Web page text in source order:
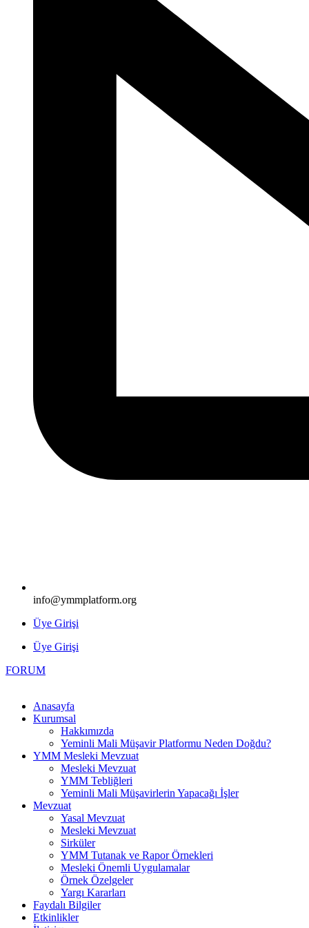
info@ymmplatform.org
Üye Girişi
Üye Girişi
FORUM
Anasayfa
Kurumsal
Hakkımızda
Yeminli Mali Müşavir Platformu Neden Doğdu?
YMM Mesleki Mevzuat
Mesleki Mevzuat
YMM Tebliğleri
Yeminli Mali Müşavirlerin Yapacağı İşler
Mevzuat
Yasal Mevzuat
Mesleki Mevzuat
Sirküler
YMM Tutanak ve Rapor Örnekleri
Mesleki Önemli Uygulamalar
Örnek Özelgeler
Yargı Kararları
Faydalı Bilgiler
Etkinlikler